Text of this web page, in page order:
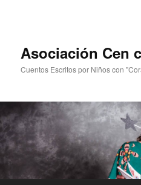
Asociación Cen
Cuentos Escritos por Niños con